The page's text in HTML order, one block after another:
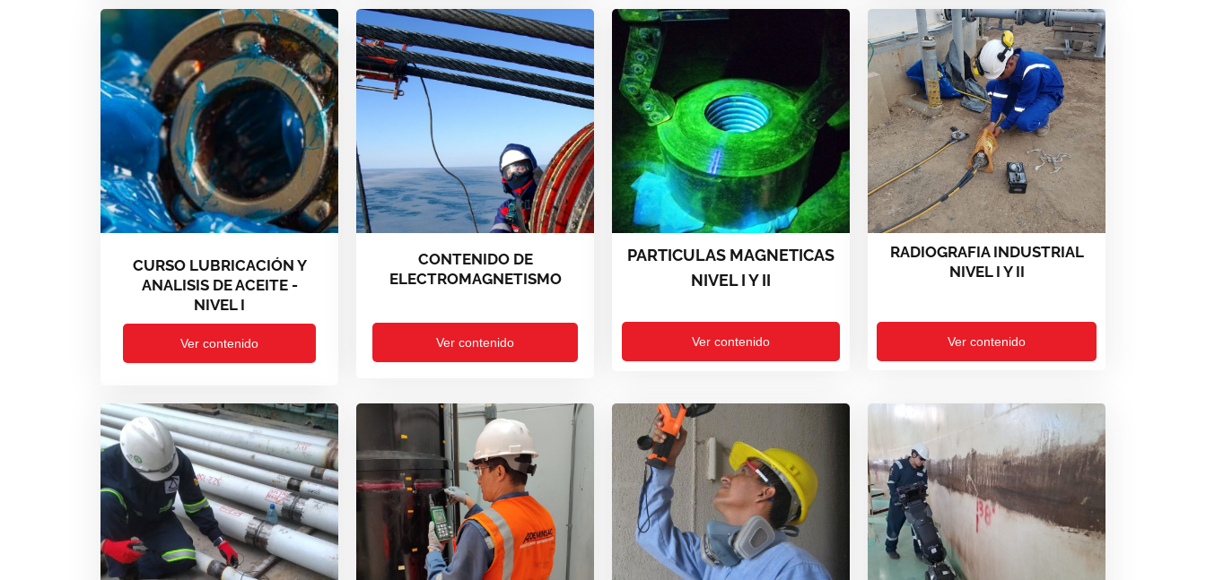
CURSO LUBRICACIÓN Y
ANALISIS DE ACEITE -
NIVEL I
Ver contenido
CONTENIDO DE
ELECTROMAGNETISMO
Ver contenido
PARTICULAS MAGNETICAS
NIVEL I Y II
Ver contenido
RADIOGRAFIA INDUSTRIAL
NIVEL I Y II
Ver contenido